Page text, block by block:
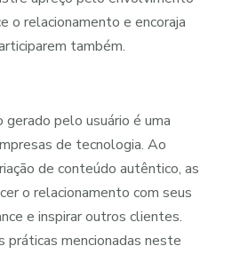
o relacionamento e encoraja
também.
pelo usuário é uma
de tecnologia. Ao
de conteúdo autêntico, as
o relacionamento com seus
e inspirar outros clientes.
práticas mencionadas neste